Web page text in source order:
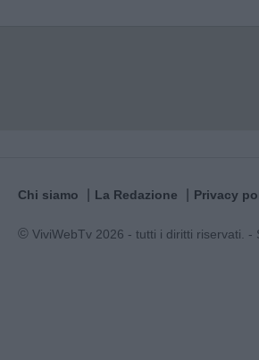
Chi siamo La Redazione Privacy
© ViviWebTv 2026 - tutti i diritti riservati.